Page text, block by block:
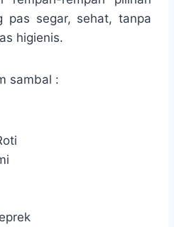
pas segar, sehat, tanpa
higienis.
sambal :